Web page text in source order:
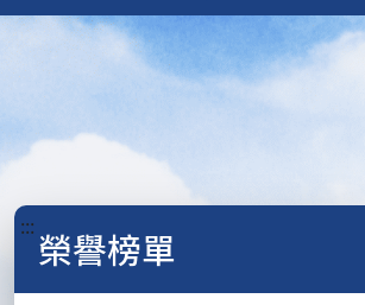
::: 榮譽榜單